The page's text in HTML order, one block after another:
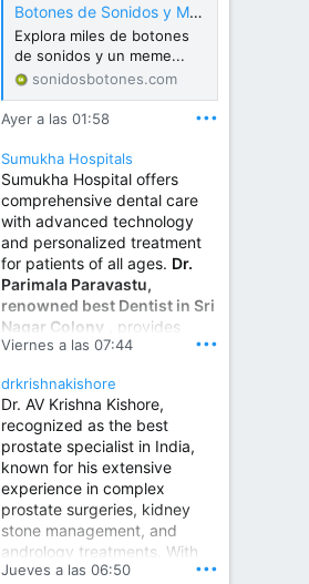
Botones de Sonidos y Meme Soundboard Gratis
Explora miles de botones
de sonidos y un meme...
sonidosbotones.com
Ayer a las 01:58 •••
Sumukha Hospitals
Sumukha Hospital offers
comprehensive dental care
with advanced technology
and personalized treatment
for patients of all ages. Dr.
Parimala Paravastu,
renowned best Dentist in Sri
Nagar Colony , provides
expert care for tooth pain,
treatment, dental implants,
smile designing, cosmetic
dentistry.
Sumukha Hospital | Ear, Nose & Throat, Dental & Maxillofacial Surgery Center
www.sumukhahospitals.co
m
Viernes a las 07:44 •••
drkrishnakishore
Dr. AV Krishna Kishore,
recognized as the best
prostate specialist in India,
known for his extensive
experience in complex
prostate surgeries, kidney
stone management, and
andrology treatments. With
years of surgical practice and
Jueves a las 06:50 •••